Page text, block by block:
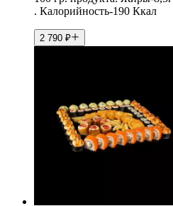
. Калорийность-190 Ккал
2 790 ₽